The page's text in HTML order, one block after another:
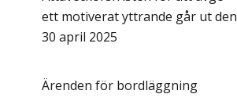
ett motiverat yttrande går ut den
30 april 2025
Ärenden för bordläggning